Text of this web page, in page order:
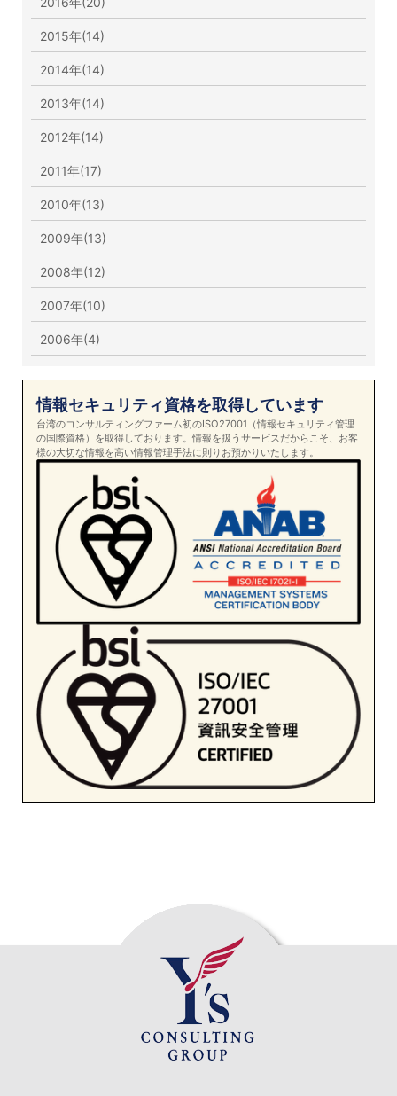
2015年(14)
2014年(14)
2013年(14)
2012年(14)
2011年(17)
2010年(13)
2009年(13)
2008年(12)
2007年(10)
2006年(4)
情報セキュリティ資格を取得しています
台湾のコンサルティングファーム初のISO27001（情報セキュリティ管理
の国際資格）を取得しております。情報を扱うサービスだからこそ、お客
様の大切な情報を高い情報管理手法に則りお預かりいたします。